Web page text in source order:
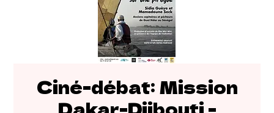
Ciné-débat: Mission